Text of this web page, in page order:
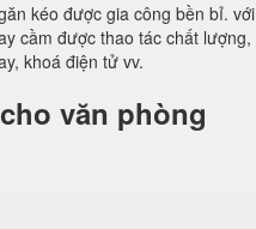
kéo được gia công bền bỉ.
cầm được thao tác chất
khoá điện tử vv.
văn phòng